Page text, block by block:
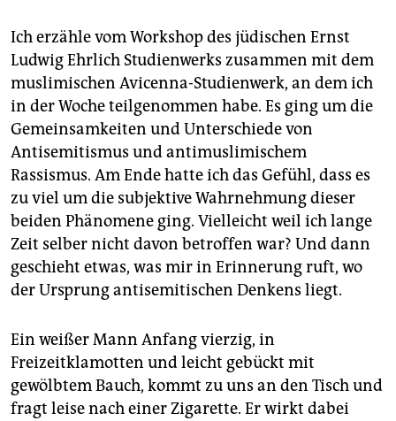
Ich erzähle vom Workshop des jüdischen Ernst
Ludwig Ehrlich Studienwerks zusammen mit dem
muslimischen Avicenna-Studienwerk, an dem ich
in der Woche teilgenommen habe. Es ging um die
Gemeinsamkeiten und Unterschiede von
Antisemitismus und antimuslimischem
Rassismus. Am Ende hatte ich das Gefühl, dass es
zu viel um die subjektive Wahrnehmung dieser
beiden Phänomene ging. Vielleicht weil ich lange
Zeit selber nicht davon betroffen war? Und dann
geschieht etwas, was mir in Erinnerung ruft, wo
der Ursprung antisemitischen Denkens liegt.
Ein weißer Mann Anfang vierzig, in
Freizeitklamotten und leicht gebückt mit
gewölbtem Bauch, kommt zu uns an den Tisch und
fragt leise nach einer Zigarette. Er wirkt dabei